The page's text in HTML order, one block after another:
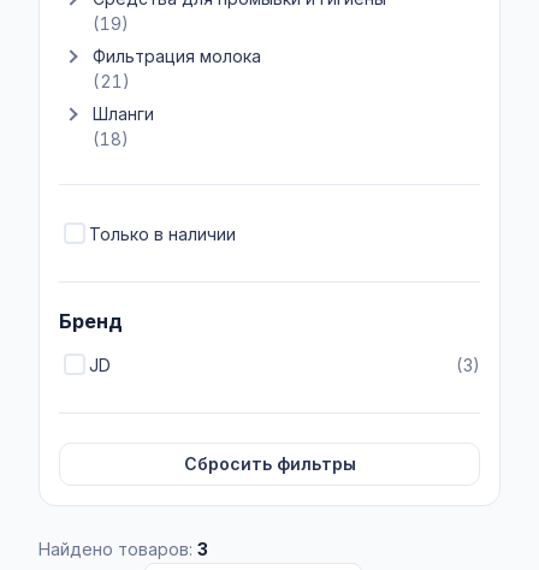
Показать подкатегории Средства для промывки и гигиены
(19)
Показать подкатегории Фильтрация молока
Фильтрация молока
(21)
Показать подкатегории Шланги
Шланги
(18)
Только в наличии
Бренд
JD (3)
Сбросить фильтры
Найдено товаров: 3